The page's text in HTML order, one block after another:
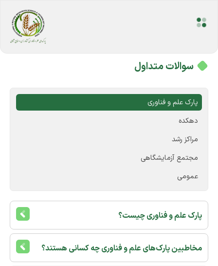
سوالات متداول
پارک علم و فناوری
دهکده
مراکز رشد
مجتمع آزمایشگاهی
عمومی
پارک علم و فناوری چیست؟
مخاطبین پارک‌های علم و فناوری چه کسانی هستند؟